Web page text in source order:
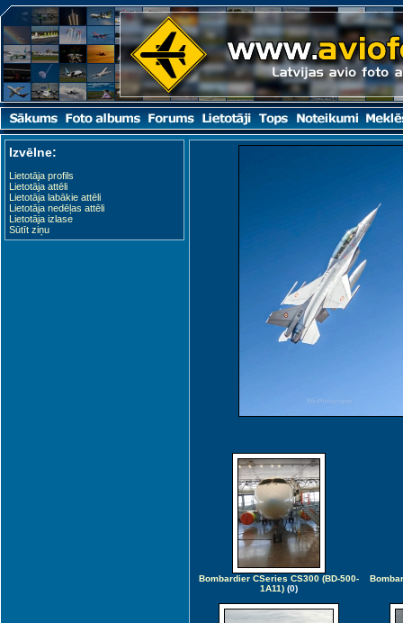
Izvēlne:
Lietotāja profils
Lietotāja attēli
Lietotāja labākie attēli
Lietotāja nedēļas attēli
Lietotāja izlase
Sūtīt ziņu
Bombardier CSeries CS300 (BD-500-
1A11)(0)